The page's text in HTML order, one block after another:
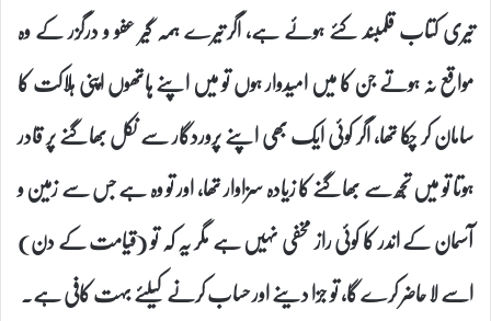
تیری کتاب قلمبند کئے ہوئے ہے، اگر تیرے ہمہ گیر عفو و درگزر کے وہ
مواقع نہ ہوتے جن کا میں امیدوار ہوں تو میں اپنے ہاتھوں اپنی ہلاکت کا
سامان کر چکا تھا، اگر کوئی ایک بھی اپنے پروردگار سے نکل بھاگنے پر قادر
ہوتا تو میں تجھ سے بھاگنے کا زیادہ سزاوار تھا، اور تو وہ ہے جس سے زمین و
آسمان کے اندر کا کوئی راز مخفی نہیں ہے مگر یہ کہ تو (قیامت کے دن)
اسے لا حاضر کرے گا، تو جزا دینے اور حساب کرنے کیلئے بہت کافی ہے۔